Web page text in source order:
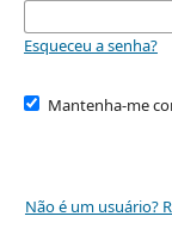
Esqueceu a senha?
Mantenha-me
Não é um usuário?